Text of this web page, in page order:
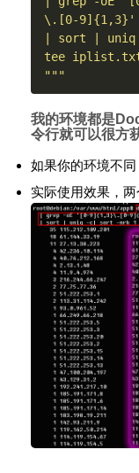
\.[0-
| sort | uniq
tee
"""
我的环境都是
令行就可以很方
如果你的环境不
实际使用效果，